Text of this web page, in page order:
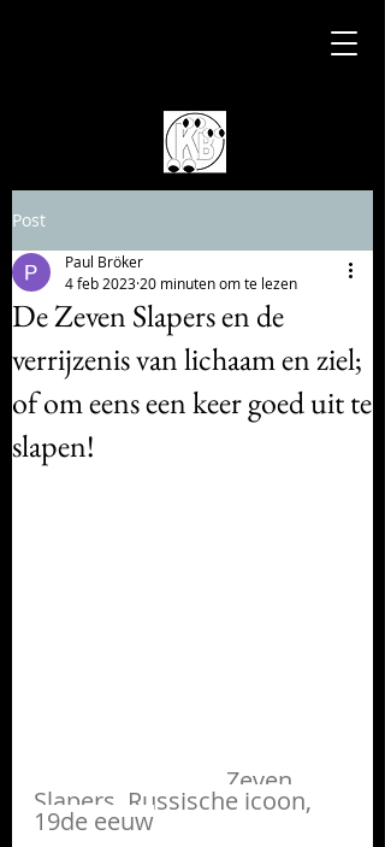
Post
De Zeven Slapers en de
verrijzenis van lichaam en ziel;
of om eens een keer goed uit te
slapen!
Paul Bröker
4 feb 2023 20 minuten om te lezen
Slapers, Russische icoon,
19de eeuw